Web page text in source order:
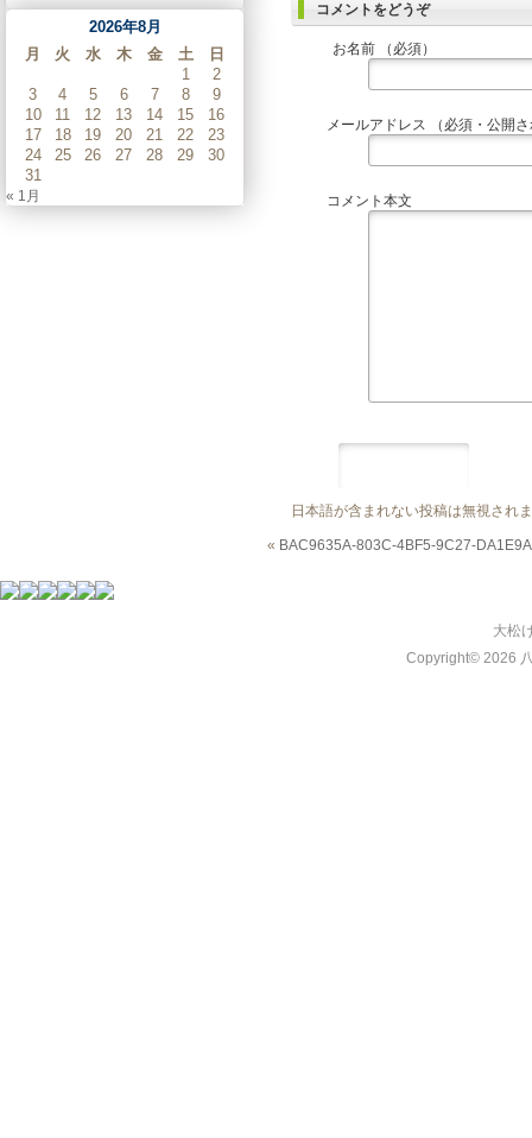
コメントをどうぞ
お名前 （必須）
メールアドレス （必須・公開
コメント本文
日本語が含まれない投稿は無視され
« BAC9635A-803C-4BF5-9C27-
2026年8月
月
火 水 木 金 土
日
1
2
3
4 5 6 7 8
9
10
11 12 13 14 15
16
17
18 19 20 21 22
23
24
25 26 27 28 29
30
31
« 1月
大松
Copyright© 2026